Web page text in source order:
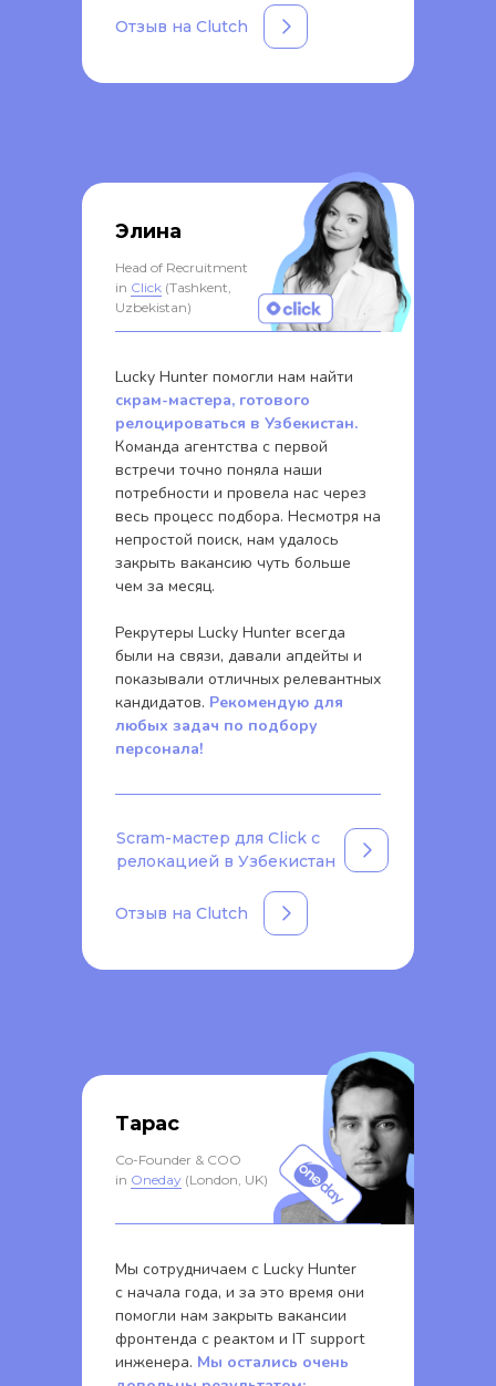
Элина
Head of Recruitment
in Click (Tashkent,
Uzbekistan)
Lucky Hunter помогли нам найти
скрам-мастера, готового
релоцироваться в Узбекистан.
Команда агентства с первой
встречи точно поняла наши
потребности и провела нас через
весь процесс подбора. Несмотря на
непростой поиск, нам удалось
закрыть вакансию чуть больше
чем за месяц.
Рекрутеры Lucky Hunter всегда
были на связи, давали апдейты и
показывали отличных релевантных
кандидатов. Рекомендую для
любых задач по подбору
персонала!
Scram-мастер для Click с
релокацией в Узбекистан
Отзыв на Clutch
Отзыв на Clutch
Тарас
Co-Founder & COO
in Oneday (London, UK)
Мы сотрудничаем с Lucky Hunter
с начала года, и за это время они
помогли нам закрыть вакансии
фронтенда c реактом и IT support
инженера. Мы остались очень